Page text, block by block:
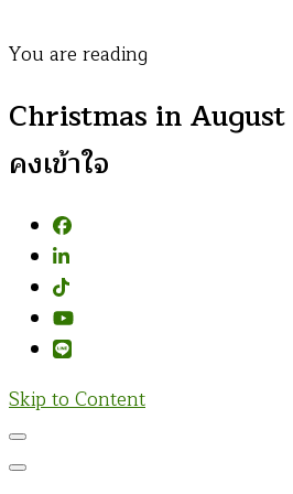
You are reading
Christmas in
คงเข้าใจ
Skip to Content